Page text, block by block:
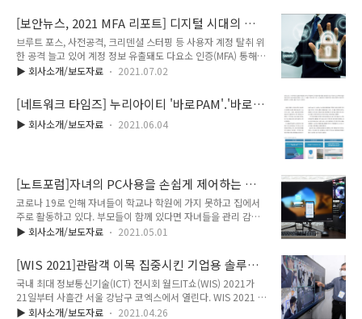
인식 정보와 같이 해당 이용자만의 고유 요소(속성기반), 어떤 인
물의 반복된 행동이나 기기 사용 방식(행위기반), GPS나 이동통
신과 같이 특정 장소(장소기반) 등에서 최소 2개 이상을 함께 사
용하여 이용자를 인증한다. 또한, 다중 인증은 적어도 지식
(knowledge), 소유(possession), 속성(inherence), 행위
부분을 인증 매커니즘에 성공..
[보안뉴스, 2021 MFA 리포트] 디지털 시대의 철
저한 신원 증명, 다요소 인증
브루트 포스, 사전공격, 크리덴셜 스터핑 등 사용자 계정 탈취 위
한 공격 늘고 있어 계정 정보 유출돼도 다요소 인증(MFA) 통해
외부인 접근 차단할 수 있어 ‘단계’가 아닌 ‘요소’ 다양화해 제대
국보안인증의 솔루션 분석 [보안뉴스 이상우 기자] 디지털 중심
의 세상에서 ID와 비밀번호는 자신의 신원이나 자격을 증명할 수
있는 수단이다. 사용자는 자신의 ID와 비밀번호를 입력해 각종
속 등 다양한 목적으로 ID를 만들고 비밀번호를 설정한다. [이미
지=utoi..
▶ 회사소개/보도자료 2021.07.02
[네트워크 타임즈] 누리아이티 '바로PAM'.'바로카
드'-OTP.생체인증 카드로 PW 대체
▶ 회사소개/보도자료 2021.06.04
[노트포럼]자녀의 PC사용을 손쉽게 제어하는 보
안 SW, 누리아이티 BaroPAM
코로나 19로 인해 자녀들이 학교나 학원에 가지 못하고 집에서
주로 활동하고 있다. 부모들이 함께 있다면 자녀들을 관리 감독
하는 일이 수월 하겟지만 많은 가정이 맞벌이를 하고 있어 자녀
은 부모들이 걱정한다. PC는 인터넷 강의나 기타 학습용으로 활
용되지만 자녀들에게는 게임의 용도로 더 친숙하기 때문이다. 시
간에 맞춰 학습과 게임을 한다면 큰 문제가 없겟지만 최신 게임
의 경우 한번 시작하면 기본적으로 30분 이상이 소요되기 때문
에 몇판만 하면 3-4시간이 훌쩍 지나간다. 이런 이유로 PC를 관
▶ 회사소개/보도자료 2021.05.01
[WIS 2021]관람객 이목 집중시킨 기업용 솔루션-
누리아이티의 BaroPAM
국내 최대 정보통신기술(ICT) 전시회 월드IT쇼(WIS) 2021가
21일부터 사흘간 서울 강남구 코엑스에서 열린다. WIS 2021 누
리아이티 부스에서 직원이 생체정보를 플라스틱 카드에 적용한
▶ 회사소개/보도자료 2021.04.26